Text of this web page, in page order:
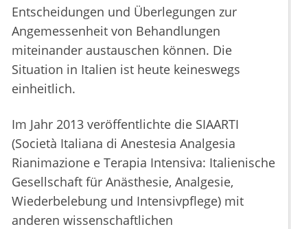
Entscheidungen und Überlegungen zur
Angemessenheit von Behandlungen
miteinander austauschen können. Die
Situation in Italien ist heute keineswegs
einheitlich.
Im Jahr 2013 veröffentlichte die SIAARTI
(Società Italiana di Anestesia Analgesia
Rianimazione e Terapia Intensiva: Italienische
Gesellschaft für Anästhesie, Analgesie,
Wiederbelebung und Intensivpflege) mit
anderen wissenschaftlichen